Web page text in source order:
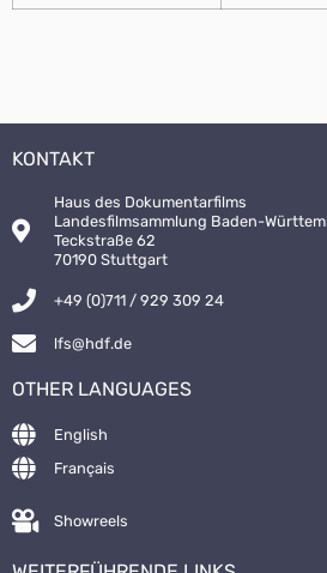
KONTAKT
Haus des Dokumentarfilms
Landesfilmsammlung Baden-
Teckstraße 62
70190 Stuttgart
+49 (0)711 / 929 309 24
lfs@hdf.de
OTHER LANGUAGES
English
Français
Showreels